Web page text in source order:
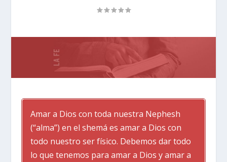
Amar a Dios con toda nuestra Nephesh
(“alma”) en el shemá es amar a Dios con
todo nuestro ser físico. Debemos dar todo
lo que tenemos para amar a Dios y amar a